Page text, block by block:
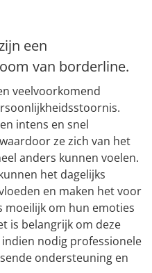
een
van borderline.
veelvoorkomend
intens en snel
ze zich van het
anders kunnen voelen.
het dagelijks
en maken het voor
moeilijk om hun emoties
is belangrijk om deze
nodig professionele
ondersteuning en